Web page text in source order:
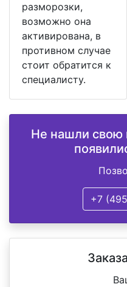
разморозки,
возможно она
активирована, в
противном случае
стоит обратится к
специалисту.
Не нашли свою
+7